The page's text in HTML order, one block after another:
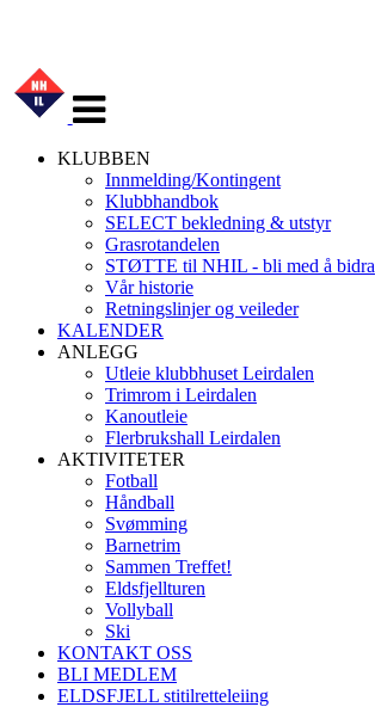
navigasjon
KLUBBEN
Innmelding/Kontingent
Klubbhandbok
SELECT bekledning & utstyr
Grasrotandelen
STØTTE til NHIL - bli med å bidra
Vår historie
Retningslinjer og veileder
KALENDER
ANLEGG
Utleie klubbhuset Leirdalen
Trimrom i Leirdalen
Kanoutleie
Flerbrukshall Leirdalen
AKTIVITETER
Fotball
Håndball
Svømming
Barnetrim
Sammen Treffet!
Eldsfjellturen
Vollyball
Ski
KONTAKT OSS
BLI MEDLEM
ELDSFJELL stitilretteleiing